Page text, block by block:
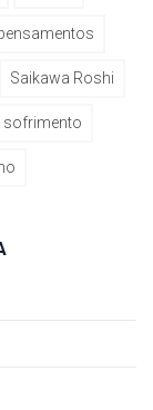
Saikawa Roshi
sofrimento